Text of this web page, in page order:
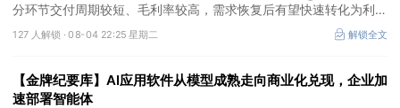
分环节交付周期较短、毛利率较高，需求恢复后有望快速转化为利
润，率先完成客户认证并具备规模化生产能力的企业竞争优势更明
显；③相较2019—2021年周期，本轮更多来自存量管线向中后期推
修复，该环节业绩兑现属性更强。
127 人解锁 ·08-04 22:25 星期二 解锁全文
【金牌纪要库】AI应用软件从模型成熟走向商业化兑现，企业加
速部署智能体